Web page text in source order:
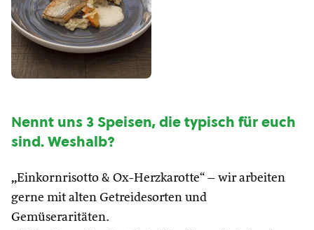
Nennt uns 3 Speisen, die typisch für euch
sind. Weshalb?
„Einkornrisotto & Ox-Herzkarotte“ – wir arbeiten
gerne mit alten Getreidesorten und
Gemüseraritäten.